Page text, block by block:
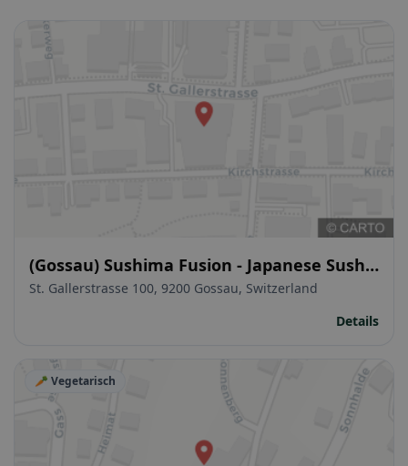
(Gossau) Sushima Fusion - Japanese Sushi
& Bowls
St. Gallerstrasse 100, 9200 Gossau, Switzerland
Details
🥕 Vegetarisch